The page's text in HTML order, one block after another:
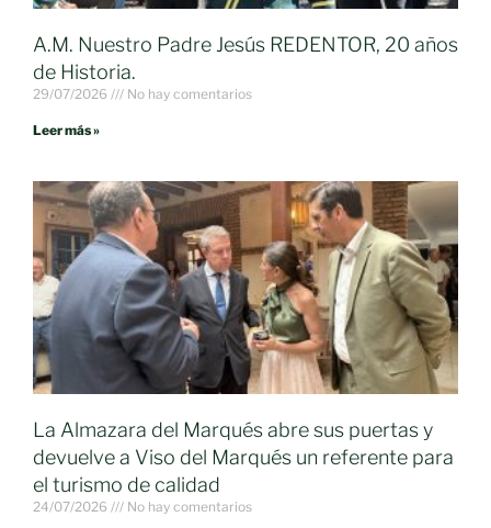
A.M. Nuestro Padre Jesús REDENTOR, 20 años
de Historia.
29/07/2026 No hay comentarios
Leer más »
La Almazara del Marqués abre sus puertas y
devuelve a Viso del Marqués un referente para
el turismo de calidad
24/07/2026 No hay comentarios